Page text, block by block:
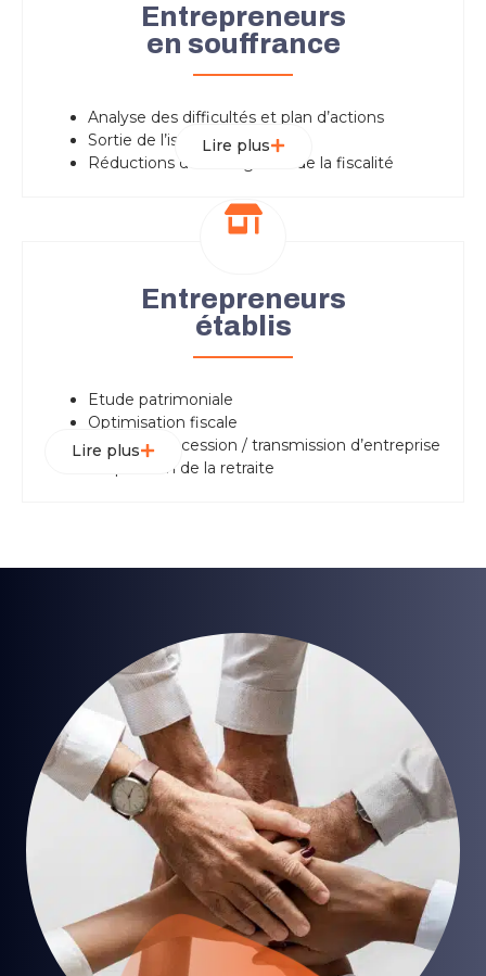
Entrepreneurs
en souffrance
Analyse des difficultés et plan d’actions
Sortie de l’isolement
Réductions des charges et de la fiscalité
Lire plus
Entrepreneurs
établis
Etude patrimoniale
Optimisation fiscale
Travail sur la cession / transmission d’entreprise
Préparation de la retraite
Lire plus